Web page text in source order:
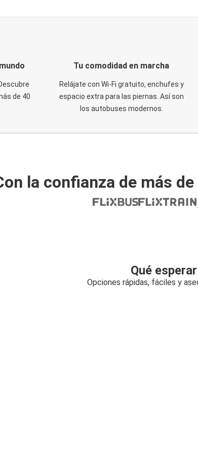
de 40
Tu comodidad en marcha
Relájate con Wi-Fi gratuito, enchufes y
espacio extra para las piernas. Así son
los autobuses modernos.
la confianza de más
Qué
Opciones rápidas, fáciles y